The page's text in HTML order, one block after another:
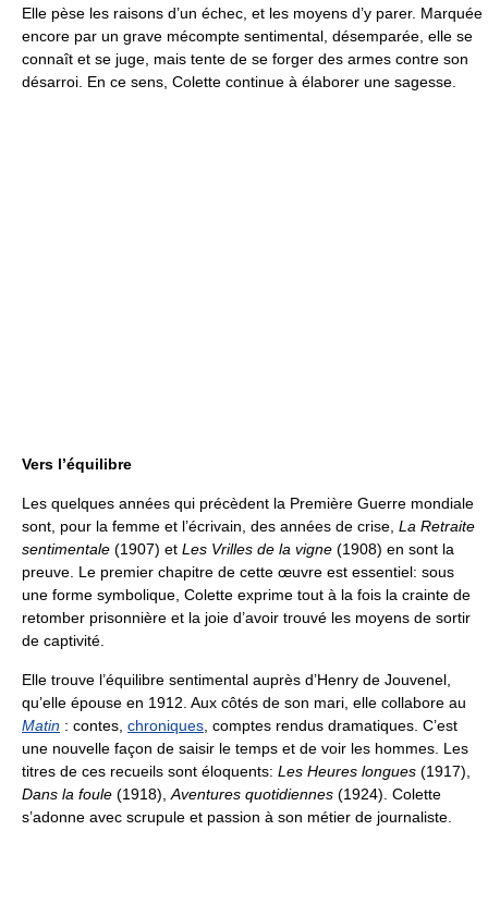
Elle pèse les raisons d’un échec, et les moyens d’y parer. Marquée
encore par un grave mécompte sentimental, désemparée, elle se
connaît et se juge, mais tente de se forger des armes contre son
désarroi. En ce sens, Colette continue à élaborer une sagesse.
Vers l’équilibre
Les quelques années qui précèdent la Première Guerre mondiale
sont, pour la femme et l’écrivain, des années de crise, La Retraite
sentimentale (1907) et Les Vrilles de la vigne (1908) en sont la
preuve. Le premier chapitre de cette œuvre est essentiel: sous
une forme symbolique, Colette exprime tout à la fois la crainte de
retomber prisonnière et la joie d’avoir trouvé les moyens de sortir
de captivité.
Elle trouve l’équilibre sentimental auprès d’Henry de Jouvenel,
qu’elle épouse en 1912. Aux côtés de son mari, elle collabore au
Matin : contes, chroniques , comptes rendus dramatiques. C’est
une nouvelle façon de saisir le temps et de voir les hommes. Les
titres de ces recueils sont éloquents: Les Heures longues (1917),
Dans la foule (1918), Aventures quotidiennes (1924). Colette
s’adonne avec scrupule et passion à son métier de journaliste.